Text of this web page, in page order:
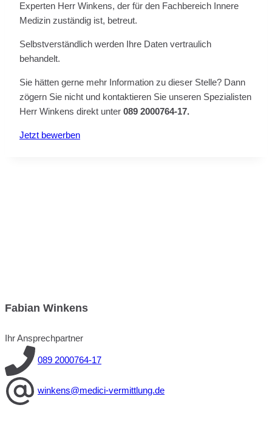
Experten Herr Winkens, der für den Fachbereich Innere
Medizin zuständig ist, betreut.
Selbstverständlich werden Ihre Daten vertraulich
behandelt.
Sie hätten gerne mehr Information zu dieser Stelle? Dann
zögern Sie nicht und kontaktieren Sie unseren Spezialisten
Herr Winkens direkt unter 089 2000764-17.
Jetzt bewerben
Fabian Winkens
Ihr Ansprechpartner
089 2000764-17
winkens@medici-vermittlung.de